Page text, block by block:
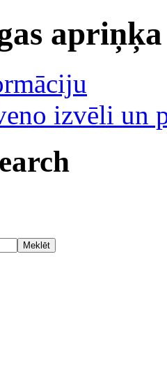
izvēli un
Meklēt